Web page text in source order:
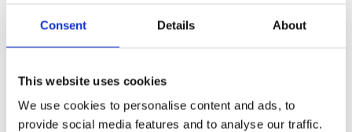
Consent Details About
This website uses cookies
We use cookies to personalise content and ads, to
provide social media features and to analyse our traffic.
a
e
o
o
k
Omdömen
Du